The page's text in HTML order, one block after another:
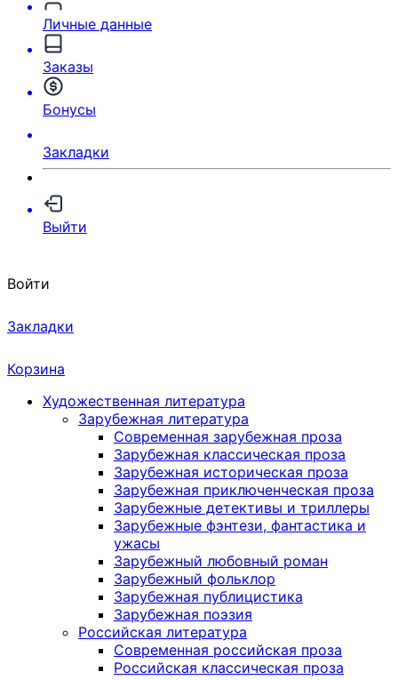
Личные данные
Заказы
Бонусы
Закладки
Выйти
Войти
Закладки
Корзина
Художественная литература
Зарубежная литература
Современная зарубежная проза
Зарубежная классическая проза
Зарубежная историческая проза
Зарубежная приключенческая проза
Зарубежные детективы и триллеры
Зарубежные фэнтези, фантастика и
ужасы
Зарубежный любовный роман
Зарубежный фольклор
Зарубежная публицистика
Зарубежная поэзия
Российская литература
Современная российская проза
Российская классическая проза